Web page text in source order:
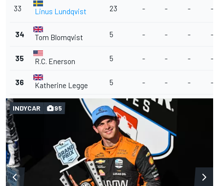
33 Linus Lundqvist 23 - - - -
34 Tom Blomqvist 5 - - - -
35 R.C. Enerson 5 - - - -
36 Katherine Legge 5 - - - -
INDYCAR 95